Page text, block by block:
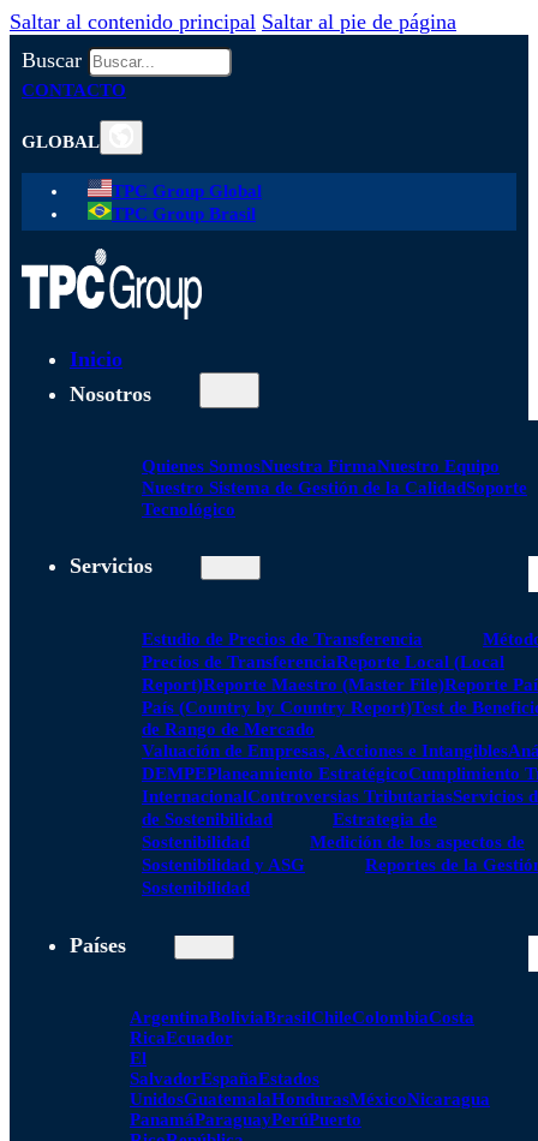
Saltar al contenido principal Saltar al pie de página
Buscar
CONTACTO
GLOBAL
TPC Group Global
TPC Group Brasil
Inicio
Nosotros
Quienes SomosNuestra FirmaNuestro Equipo
Nuestro Sistema de Gestión de la CalidadSoporte
Tecnológico
Servicios
Estudio de Precios de Transferencia
Precios de TransferenciaReporte Local (Local
Report)Reporte Maestro (Master File)Reporte
País (Country by Country Report)Test de
de Rango de Mercado
Valuación de Empresas, Acciones e Intangibles
DEMPEPlaneamiento EstratégicoCumplimiento
InternacionalControversias TributariasServicios
de Sostenibilidad
Estrategia de
Sostenibilidad
Medición de los aspectos de
Sostenibilidad y ASG
Reportes de la
Sostenibilidad
Países
ArgentinaBoliviaBrasilChileColombiaCosta
RicaEcuador
El
SalvadorEspañaEstados
UnidosGuatemalaHondurasMéxicoNicaragua
PanamáParaguayPerúPuerto